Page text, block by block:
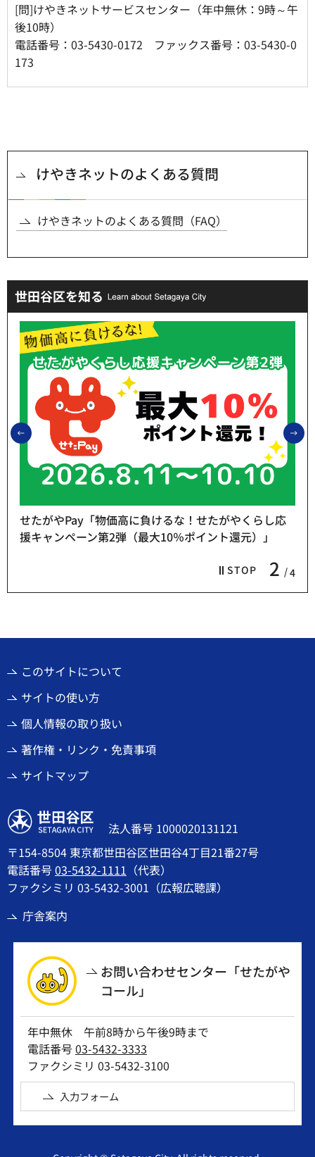
[問]けやきネットサービスセンター（年中無休：9時～午
後10時）
電話番号：03-5430-0172 ファックス番号：03-5430-0
173
けやきネットのよくある質問
けやきネットのよくある質問（FAQ）
世田谷区を知る
前のスライドを表示
STOP 2 4
せたがやPay「物価高に負けるな！せたがやくらし応
援キャンペーン第2弾（最大10％ポイント還元）」
このサイトについて
サイトの使い方
個人情報の取り扱い
著作権・リンク・免責事項
サイトマップ
世田谷区
法人番号 1000020131121
〒154-8504 東京都世田谷区世田谷4丁目21番27号
電話番号03-5432-1111 （代表）
ファクシミリ 03-5432-3001（広報広聴課）
庁舎案内
お問い合わせセンター「せたがや
コール」
年中無休 午前8時から午後9時まで
電話番号03-5432-3333
ファクシミリ 03-5432-3100
入力フォーム